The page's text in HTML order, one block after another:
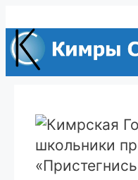
к
содержимому